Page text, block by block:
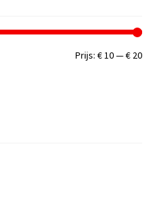
Min.
Prijs:€ 10—€ 20